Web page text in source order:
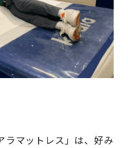
ラマットレス」は、好み